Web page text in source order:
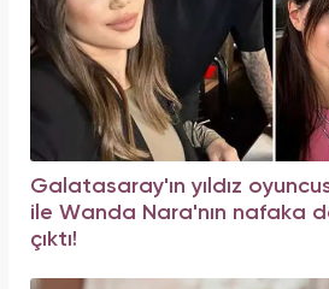
Galatasaray'ın yıldız
ile Wanda Nara'nın nafaka
çıktı!